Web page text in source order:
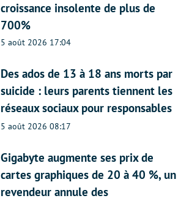
croissance insolente de plus de
700%
5 août 2026 17:04
Des ados de 13 à 18 ans morts par
suicide : leurs parents tiennent les
réseaux sociaux pour responsables
5 août 2026 08:17
Gigabyte augmente ses prix de
cartes graphiques de 20 à 40 %, un
revendeur annule des